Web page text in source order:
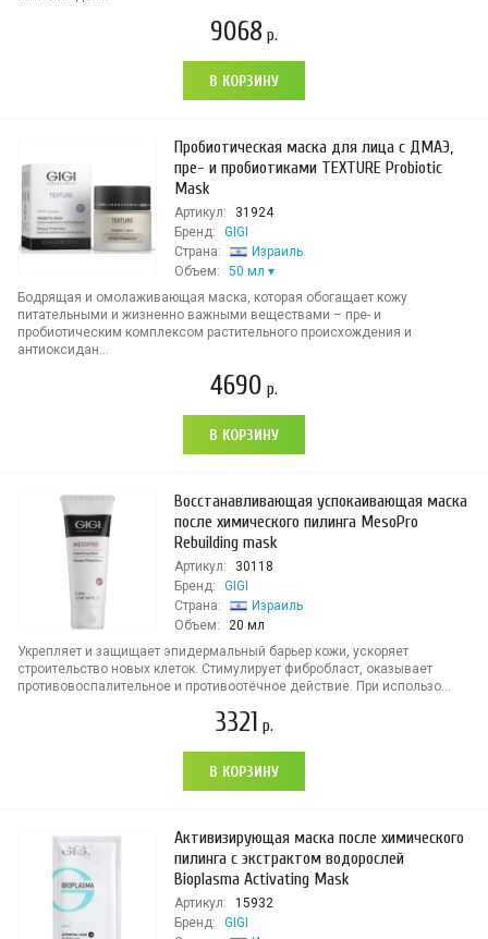
9068 р.
В КОРЗИНУ
Пробиотическая маска для лица с ДМАЭ,
пре- и пробиотиками TEXTURE Probiotic
Mask
Артикул:
31924
Бренд:
GIGI
Страна:
Израиль
Объем:
50 мл
Бодрящая и омолаживающая маска, которая обогащает кожу
питательными и жизненно важными веществами – пре- и
пробиотическим комплексом растительного происхождения и
антиоксидан...
4690 р.
В КОРЗИНУ
Восстанавливающая успокаивающая маска
после химического пилинга MesoPro
Rebuilding mask
Артикул:
30118
Бренд:
GIGI
Страна:
Израиль
Объем:
20 мл
Укрепляет и защищает эпидермальный барьер кожи, ускоряет
строительство новых клеток. Стимулирует фибробласт, оказывает
противовоспалительное и противоотёчное действие. При использо...
3321 р.
В КОРЗИНУ
Активизирующая маска после химического
пилинга с экстрактом водорослей
Bioplasma Activating Mask
Артикул:
15932
Бренд:
GIGI